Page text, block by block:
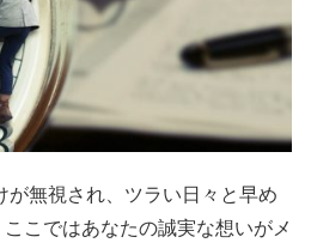
が無視され、ツラい日々と早め
こではあなたの誠実な想いがメ